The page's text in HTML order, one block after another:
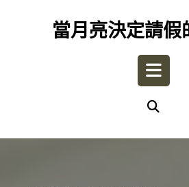
當月亮決定請假
Open